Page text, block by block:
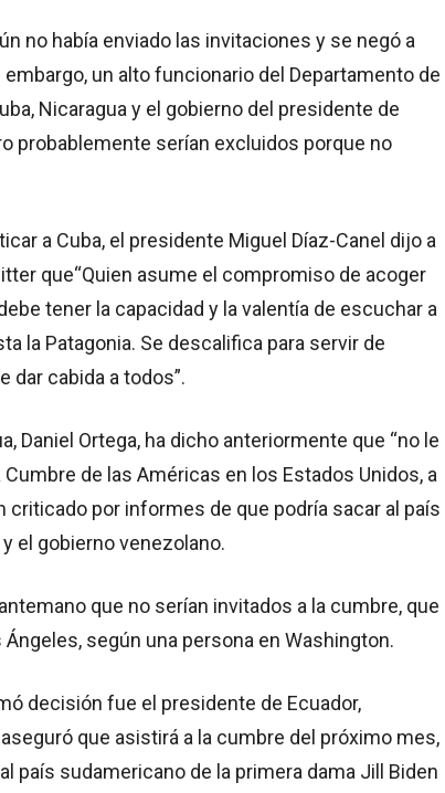
no había enviado las invitaciones y se negó a
un alto funcionario del Departamento de
Nicaragua y el gobierno del presidente de
probablemente serían excluidos porque no
a Cuba, el presidente Miguel Díaz-Canel dijo a
que“Quien asume el compromiso de acoger
tener la capacidad y la valentía de escuchar a
la Patagonia. Se descalifica para servir de
dar cabida a todos”.
Daniel Ortega, ha dicho anteriormente que “no le
de las Américas en los Estados Unidos, a
criticado por informes de que podría sacar al país
el gobierno venezolano.
que no serían invitados a la cumbre, que
según una persona en Washington.
decisión fue el presidente de Ecuador,
que asistirá a la cumbre del próximo mes,
país sudamericano de la primera dama Jill Biden